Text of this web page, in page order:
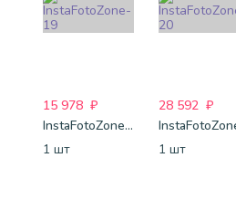
15 978 ₽
InstaFotoZone-19
1 шт
28 592 ₽
1 шт